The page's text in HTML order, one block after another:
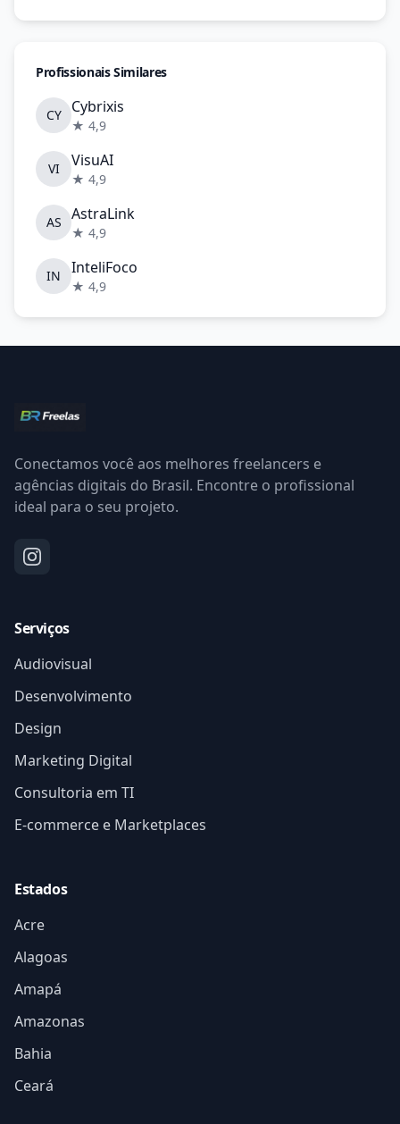
Profissionais Similares
CY Cybrixis
★ 4,9
VI VisuAI
★ 4,9
AS AstraLink
★ 4,9
IN InteliFoco
★ 4,9
Conectamos você aos melhores freelancers e
agências digitais do Brasil. Encontre o profissional
ideal para o seu projeto.
Serviços
Audiovisual
Desenvolvimento
Design
Marketing Digital
Consultoria em TI
E-commerce e Marketplaces
Estados
Acre
Alagoas
Amapá
Amazonas
Bahia
Ceará